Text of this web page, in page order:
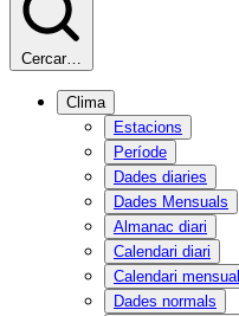
Cercar…
Clima
Estacions
Període
Dades diaries
Dades Mensuals
Almanac diari
Calendari diari
Calendari mensual
Dades normals